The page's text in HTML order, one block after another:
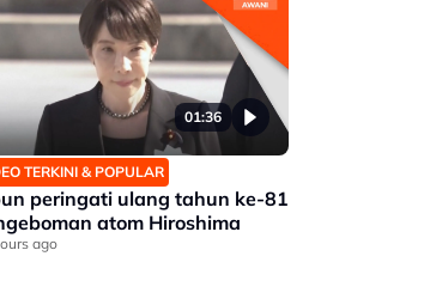
01:36
TERKINI & POPULAR
peringati ulang tahun ke-81
atom Hiroshima
ago